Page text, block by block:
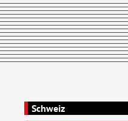
Schweiz